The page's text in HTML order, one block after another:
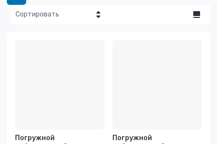
Сортировать
Погружной
Погружной